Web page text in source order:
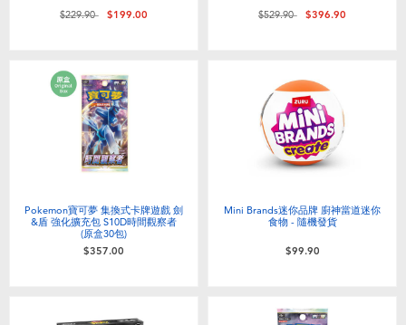
價格從
$229.90至$199.00 價格從
$529.90至$396.90
Pokemon寶可夢 集換式卡牌遊戲 劍
&盾 強化擴充包 S10D時間觀察者
(原盒30包)
$357.00
Mini Brands迷你品牌 廚神當道迷你
食物 - 隨機發貨
$99.90